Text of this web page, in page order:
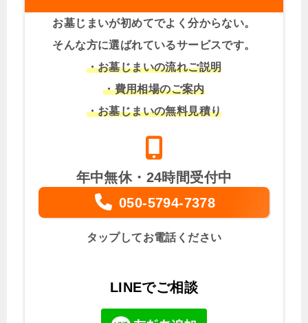
お墓じまいが初めてでよく分からない。
そんな方に選ばれているサービスです。
・お墓じまいの流れご説明
・費用相場のご案内
・お墓じまいの無料見積り
年中無休・24時間受付中
050-5794-7378
タップしてお電話ください
LINEでご相談